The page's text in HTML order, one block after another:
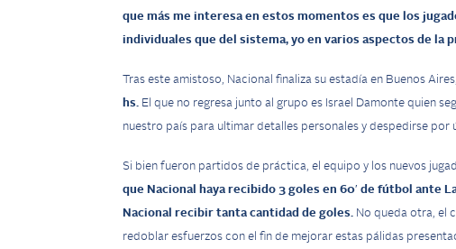
que más me interesa en estos momentos es que los
individuales que del sistema, yo en varios aspectos de la
Tras este amistoso, Nacional finaliza su estadía en Buenos Aires,
hs. El que no regresa junto al grupo es Israel Damonte quien
nuestro país para ultimar detalles personales y despedirse por
Si bien fueron partidos de práctica, el equipo y los nuevos
que Nacional haya recibido 3 goles en 60′ de fútbol ante
Nacional recibir tanta cantidad de goles.No queda otra, el
redoblar esfuerzos con el fin de mejorar estas pálidas